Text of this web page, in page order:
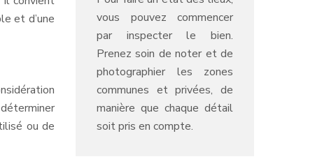
et d’une
ou de
vous pouvez commencer
par inspecter le bien.
Prenez soin de noter et de
photographier les zones
communes et privées, de
manière que chaque détail
soit pris en compte.